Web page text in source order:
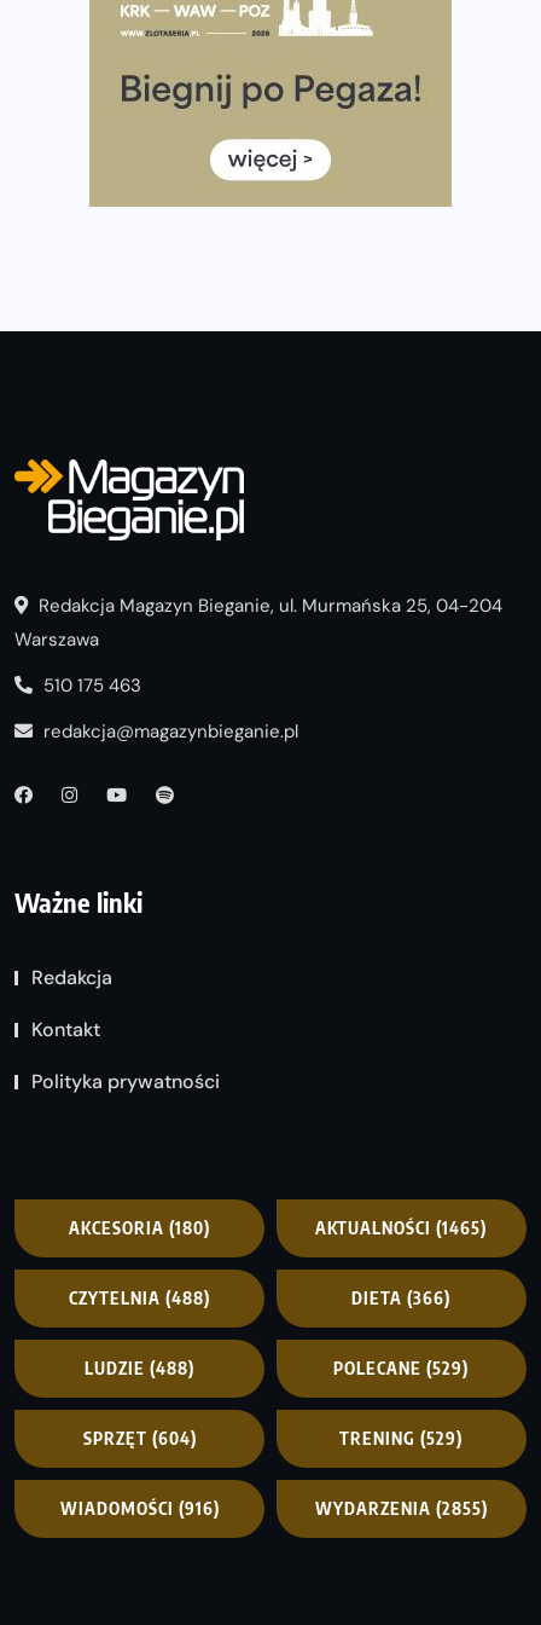
Co ma dużo białka? Produkty, które warto włączyć do
Rozbiegany Olsztyn szykuje się na weekend z
Już w tę sobotę 35. Bieg Powstania Warszawskiego.
Wystartuje rekordowa liczba uczestników
Redakcja Magazyn Bieganie, ul. Murmańska 25, 04-204
Warszawa
510 175 463
redakcja@magazynbieganie.pl
Ważne linki
Redakcja
Kontakt
Polityka prywatności
AKCESORIA (180) AKTUALNOŚCI (1465)
CZYTELNIA (488) DIETA (366)
LUDZIE (488) POLECANE (529)
SPRZĘT (604) TRENING (529)
WIADOMOŚCI (916) WYDARZENIA (2855)